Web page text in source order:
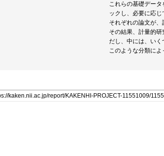
これらの基礎デー
ックし、必要に応じ
それぞれの論文が、
その結果、計量的
だし、中には、いく
このような分類によ